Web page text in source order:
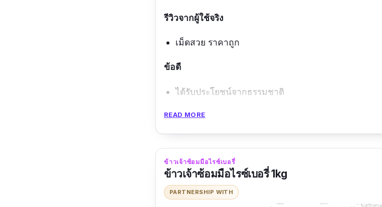
รีวิวจากผู้ใช้จริง
เม็ดสวย ราคาถูก
ข้อดี
ได้รับประโยชน์จากธรรมชาติ
ข้อเสีย
หากทานแรก ๆ อาจยังไม่คุ้นมากนักอาจจะรู้สึกเหนียวไป
READ MORE
ข้าวเจ้าซ้อมมือไรซ์เบอรี่
ข้าวเจ้าซ้อมมือไรซ์เบอรี่ 1kg
PARTNERSHIP WITH